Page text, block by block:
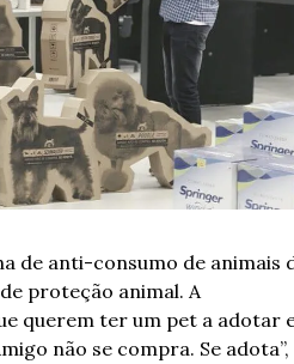
de anti-consumo de animais
proteção animal. A
querem ter um pet a adotar
não se compra. Se adota”,